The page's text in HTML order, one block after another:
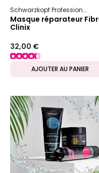
Schwarzkopf Professional
Masque réparateur
Clinix
32,00 €
AJOUTER AU PANIER